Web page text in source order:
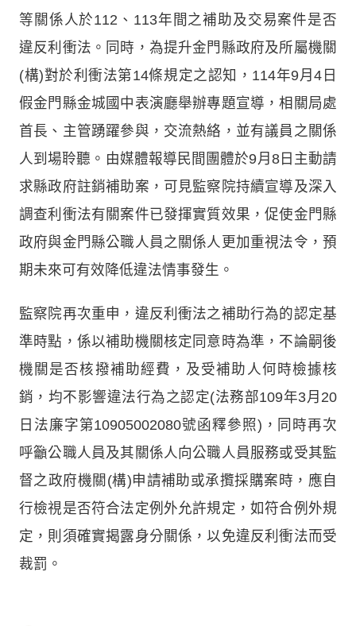
等關係人於112、113年間之補助及交易案件是否
違反利衝法。同時，為提升金門縣政府及所屬機關
(構)對於利衝法第14條規定之認知，114年9月4日
假金門縣金城國中表演廳舉辦專題宣導，相關局處
首長、主管踴躍參與，交流熱絡，並有議員之關係
人到場聆聽。由媒體報導民間團體於9月8日主動請
求縣政府註銷補助案，可見監察院持續宣導及深入
調查利衝法有關案件已發揮實質效果，促使金門縣
政府與金門縣公職人員之關係人更加重視法令，預
期未來可有效降低違法情事發生。
監察院再次重申，違反利衝法之補助行為的認定基
準時點，係以補助機關核定同意時為準，不論嗣後
機關是否核撥補助經費，及受補助人何時檢據核
銷，均不影響違法行為之認定(法務部109年3月20
日法廉字第10905002080號函釋參照)，同時再次
呼籲公職人員及其關係人向公職人員服務或受其監
督之政府機關(構)申請補助或承攬採購案時，應自
行檢視是否符合法定例外允許規定，如符合例外規
定，則須確實揭露身分關係，以免違反利衝法而受
裁罰。